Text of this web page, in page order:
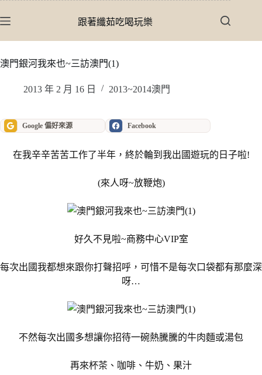
至
內
跟著纖茹吃喝玩樂
澳門銀河我來也~三訪澳門(1)
2013 年 2 月 16 日 2013~2014澳門
Google 偏好來源 Facebook
在我辛辛苦苦工作了半年，終於輪到我出國遊玩的日子啦!
(來人呀~放鞭炮)
好久不見啦~商務中心VIP室
每次出國我都想來跟你打聲招呼，可惜不是每次口袋都有那麼深
呀…
不然每次出國多想讓你招待一碗熱騰騰的牛肉麵或湯包
再來杯茶、咖啡、牛奶、果汁